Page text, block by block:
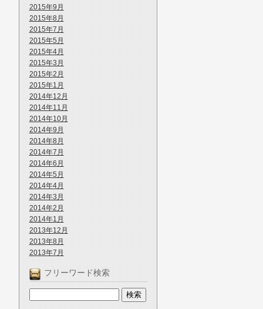
2015年9月
2015年8月
2015年7月
2015年5月
2015年4月
2015年3月
2015年2月
2015年1月
2014年12月
2014年11月
2014年10月
2014年9月
2014年8月
2014年7月
2014年6月
2014年5月
2014年4月
2014年3月
2014年2月
2014年1月
2013年12月
2013年8月
2013年7月
フリーワード検索